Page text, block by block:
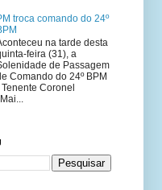
troca comando do 24º
na tarde desta
feira (31), a
de Passagem
Comando do 24º BPM
Coronel